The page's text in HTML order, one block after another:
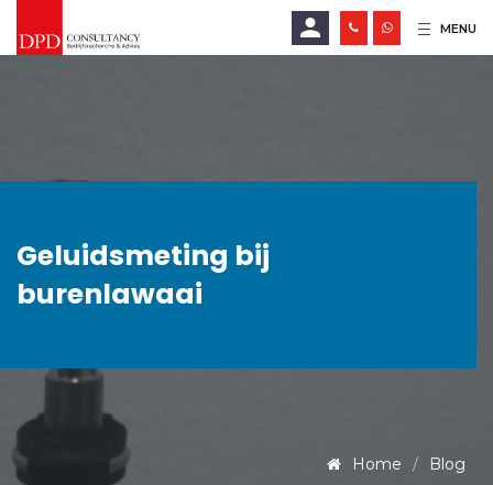
MENU
LOGIN
Geluidsmeting bij
burenlawaai
Home Blog